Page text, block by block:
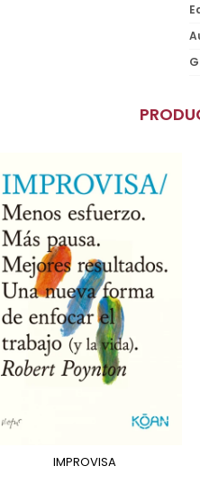
IMPROVISA